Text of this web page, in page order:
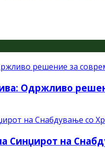
Одржливо
Синџирот на